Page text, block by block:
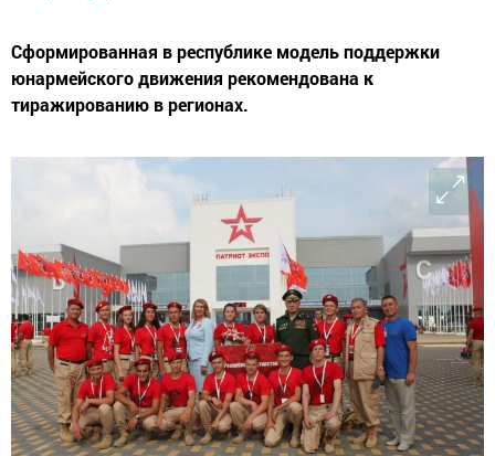
Сформированная в республике модель поддержки
юнармейского движения рекомендована к
тиражированию в регионах.